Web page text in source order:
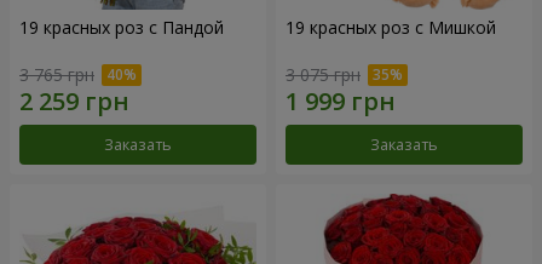
19 красных роз с Пандой
3 765 грн
Заказать
19 красных роз с Мишкой
3 075 грн
Заказать